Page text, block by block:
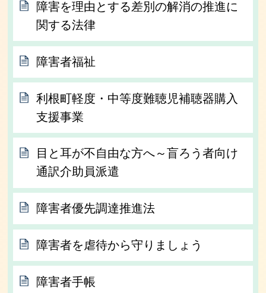
障害を理由とする差別の解消の推進に
関する法律
障害者福祉
利根町軽度・中等度難聴児補聴器購入
支援事業
目と耳が不自由な方へ～盲ろう者向け
通訳介助員派遣
障害者優先調達推進法
障害者を虐待から守りましょう
障害者手帳